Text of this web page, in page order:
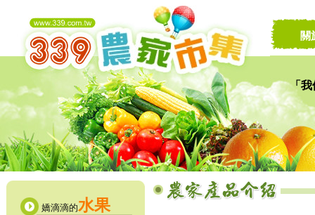
「我
讓
關
嬌滴滴的水果